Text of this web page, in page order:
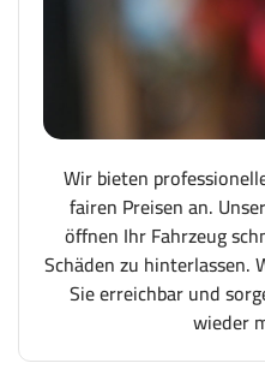
Wir bieten
fairen Preisen an.
öffnen Ihr Fahrzeug
Schäden zu
Sie erreichbar und
wieder